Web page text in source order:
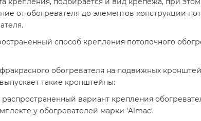
от обогревателя до элементов конструкции
способ крепления потолочного
обогревателя на подвижных
такие кронштейны:
вариант крепления
у обогревателей марки 'Almac'.